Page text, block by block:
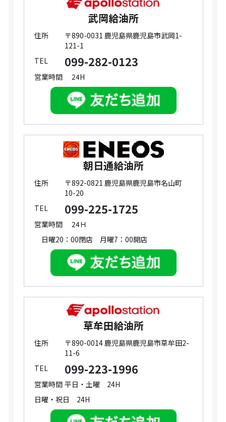
武岡給油所
住所
〒890-0031 鹿児島県鹿児島市武岡1-
121-1
TEL
099-282-0123
営業時間 24H
朝日通給油所
住所
〒892-0821 鹿児島県鹿児島市名山町
10-20
TEL
099-225-1725
営業時間
24Ｈ
日曜20：00閉店 月曜7：00開店
草牟田給油所
住所
〒890-0014 鹿児島県鹿児島市草牟田2-
11-6
TEL
099-223-1996
営業時間 平日・土曜 24H
日曜・祝日 24H